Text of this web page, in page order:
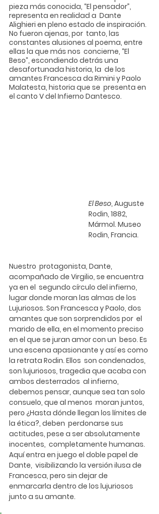
pieza más conocida, “El pensador”,
representa en realidad a  Dante
Alighieri en pleno estado de inspiración.
No fueron ajenas, por  tanto, las
constantes alusiones al poema, entre
ellas la que más nos  concierne, “El
Beso”, escondiendo detrás una
desafortunada historia, la  de los
amantes Francesca da Rimini y Paolo
Malatesta, historia que se  presenta en
el canto V del Infierno Dantesco.
El Beso, Auguste
Rodin, 1882,
Mármol. Museo
Rodin, Francia.
Nuestro  protagonista, Dante,
acompañado de Virgilio, se encuentra
ya en el  segundo círculo del infierno,
lugar donde moran las almas de los
Lujuriosos. Son Francesca y Paolo, dos
amantes que son sorprendidos por  el
marido de ella, en el momento preciso
en el que se juran amor con un  beso. Es
una escena apasionante y así es como
la retrata Rodin. Ellos  son condenados,
son lujuriosos, tragedia que acaba con
ambos desterrados  al infierno,
debemos pensar, aunque sea tan solo
consuelo, que al menos  moran juntos,
pero ¿Hasta dónde llegan los límites de
la ética?, deben  perdonarse sus
actitudes, pese a ser absolutamente
inocentes,  completamente humanas.
Aquí entra en juego el doble papel de
Dante,  visibilizando la versión ilusa de
Francesca, pero sin dejar de
enmarcarla dentro de los lujuriosos
junto a su amante.